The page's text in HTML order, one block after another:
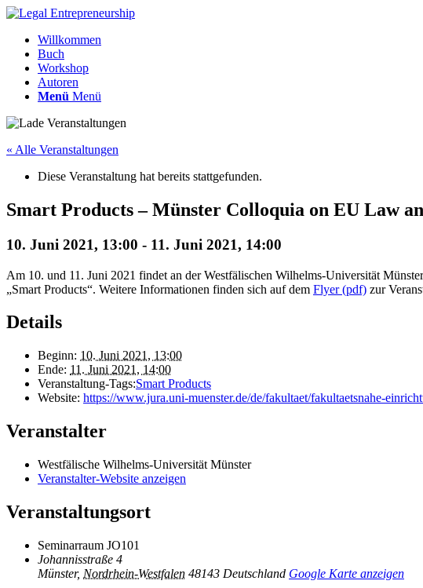
Willkommen
Buch
Workshop
Autoren
Menü Menü
« Alle Veranstaltungen
Diese Veranstaltung hat bereits stattgefunden.
Smart Products – Münster Colloquia on EU Law
10. Juni 2021, 13:00 - 11. Juni 2021, 14:00
Am 10. und 11. Juni 2021 findet an der Westfälischen Wilhelms-Universität
„Smart Products“. Weitere Informationen finden sich auf dem Flyer (pdf) zur
Details
Beginn: 10. Juni 2021, 13:00
Ende: 11. Juni 2021, 14:00
Veranstaltung-Tags:Smart Products
Website: https://www.jura.uni-muenster.de/de/fakultaet/fakultaetsnahe-
Veranstalter
Westfälische Wilhelms-Universität Münster
Veranstalter-Website anzeigen
Veranstaltungsort
Seminarraum JO101
Johannisstraße 4
Münster, Nordrhein-Westfalen 48143 Deutschland Google Karte anzeigen